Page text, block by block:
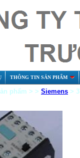
THÔNG TIN SẢN PHẨM
phẩm > > Siemens >